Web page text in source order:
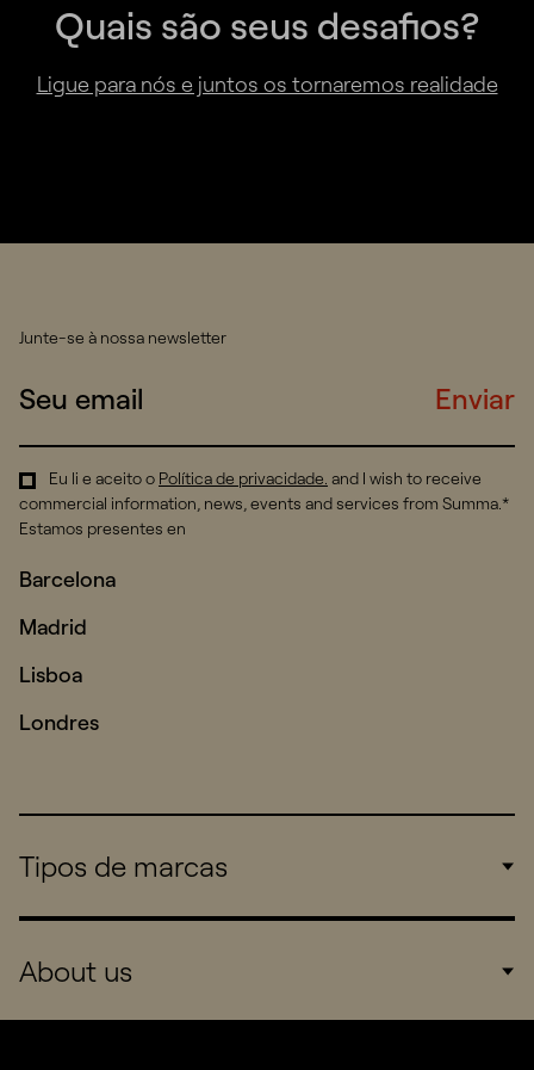
Quais são seus desafios?
Ligue para nós e juntos os tornaremos realidade
Junte-se à nossa newsletter
Enviar
Eu li e aceito o Política de privacidade. and I wish to receive
commercial information, news, events and services from Summa.*
Estamos presentes en
Barcelona
Madrid
Lisboa
Londres
Tipos de marcas
Consumers
About us